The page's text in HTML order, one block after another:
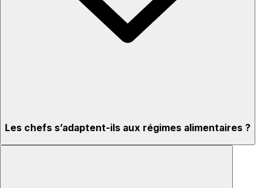
Les chefs s’adaptent-ils aux régimes alimentaires ?